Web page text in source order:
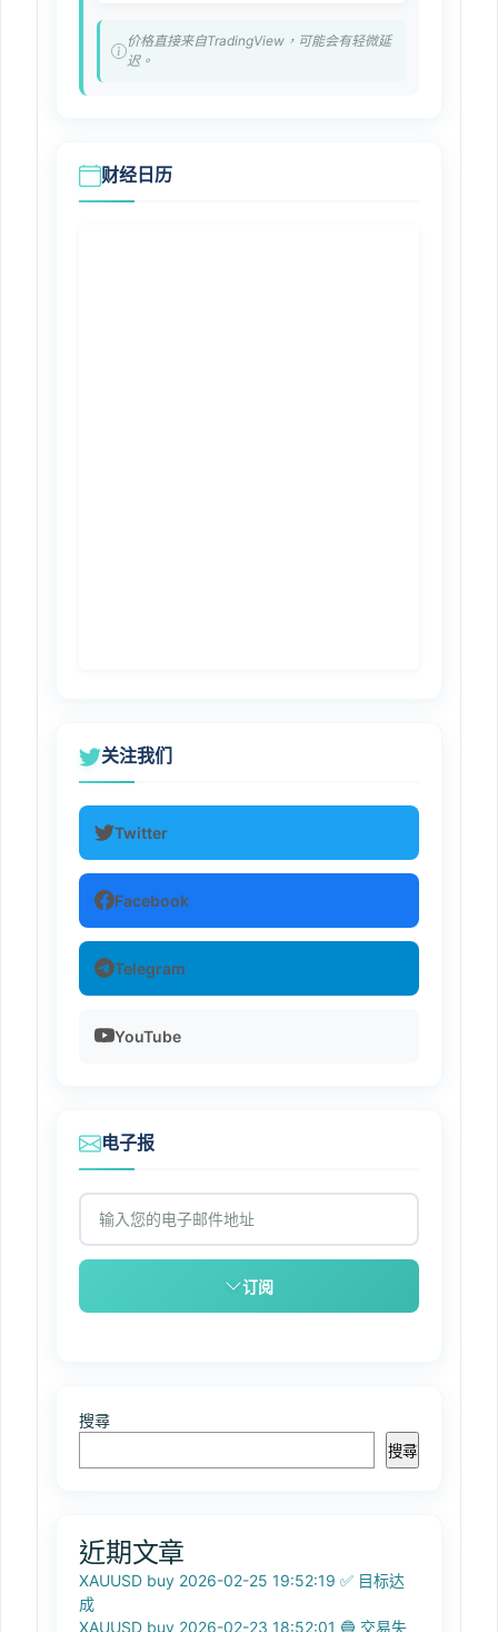
价格直接来自TradingView，可能会有轻微延
迟。
财经日历
关注我们
Twitter
Facebook
Telegram
YouTube
电子报
订阅
搜尋
搜尋
近期文章
XAUUSD buy 2026-02-25 19:52:19 ✅ 目标达
成
XAUUSD buy 2026-02-23 18:52:01 🔵 交易失